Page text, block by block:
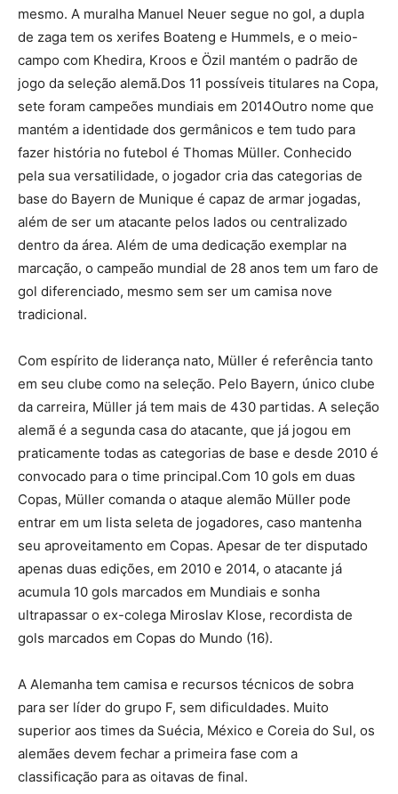
mesmo. A muralha Manuel Neuer segue no gol, a dupla
de zaga tem os xerifes Boateng e Hummels, e o meio-
campo com Khedira, Kroos e Özil mantém o padrão de
jogo da seleção alemã.Dos 11 possíveis titulares na Copa,
sete foram campeões mundiais em 2014Outro nome que
mantém a identidade dos germânicos e tem tudo para
fazer história no futebol é Thomas Müller. Conhecido
pela sua versatilidade, o jogador cria das categorias de
base do Bayern de Munique é capaz de armar jogadas,
além de ser um atacante pelos lados ou centralizado
dentro da área. Além de uma dedicação exemplar na
marcação, o campeão mundial de 28 anos tem um faro de
gol diferenciado, mesmo sem ser um camisa nove
tradicional.
Com espírito de liderança nato, Müller é referência tanto
em seu clube como na seleção. Pelo Bayern, único clube
da carreira, Müller já tem mais de 430 partidas. A seleção
alemã é a segunda casa do atacante, que já jogou em
praticamente todas as categorias de base e desde 2010 é
convocado para o time principal.Com 10 gols em duas
Copas, Müller comanda o ataque alemão Müller pode
entrar em um lista seleta de jogadores, caso mantenha
seu aproveitamento em Copas. Apesar de ter disputado
apenas duas edições, em 2010 e 2014, o atacante já
acumula 10 gols marcados em Mundiais e sonha
ultrapassar o ex-colega Miroslav Klose, recordista de
gols marcados em Copas do Mundo (16).
A Alemanha tem camisa e recursos técnicos de sobra
para ser líder do grupo F, sem dificuldades. Muito
superior aos times da Suécia, México e Coreia do Sul, os
alemães devem fechar a primeira fase com a
classificação para as oitavas de final.